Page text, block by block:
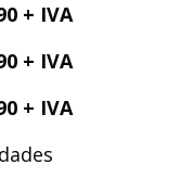
+ IVA
+ IVA
+ IVA